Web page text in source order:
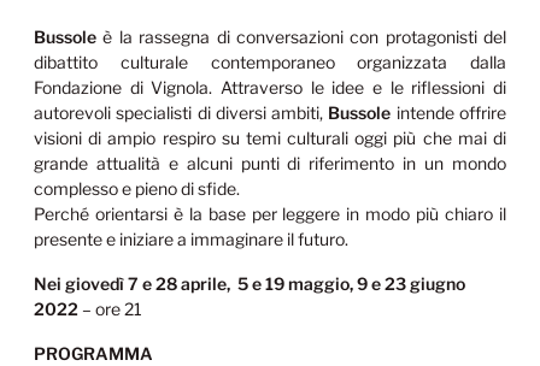
Bussole è la rassegna di conversazioni con protagonisti del
dibattito culturale contemporaneo organizzata dalla
Fondazione di Vignola. Attraverso le idee e le riflessioni di
autorevoli specialisti di diversi ambiti, Bussole intende offrire
visioni di ampio respiro su temi culturali oggi più che mai di
grande attualità e alcuni punti di riferimento in un mondo
complesso e pieno di sfide.
Perché orientarsi è la base per leggere in modo più chiaro il
presente e iniziare a immaginare il futuro.
Nei giovedì 7 e 28 aprile, 5 e 19 maggio, 9 e 23 giugno
2022 – ore 21
PROGRAMMA